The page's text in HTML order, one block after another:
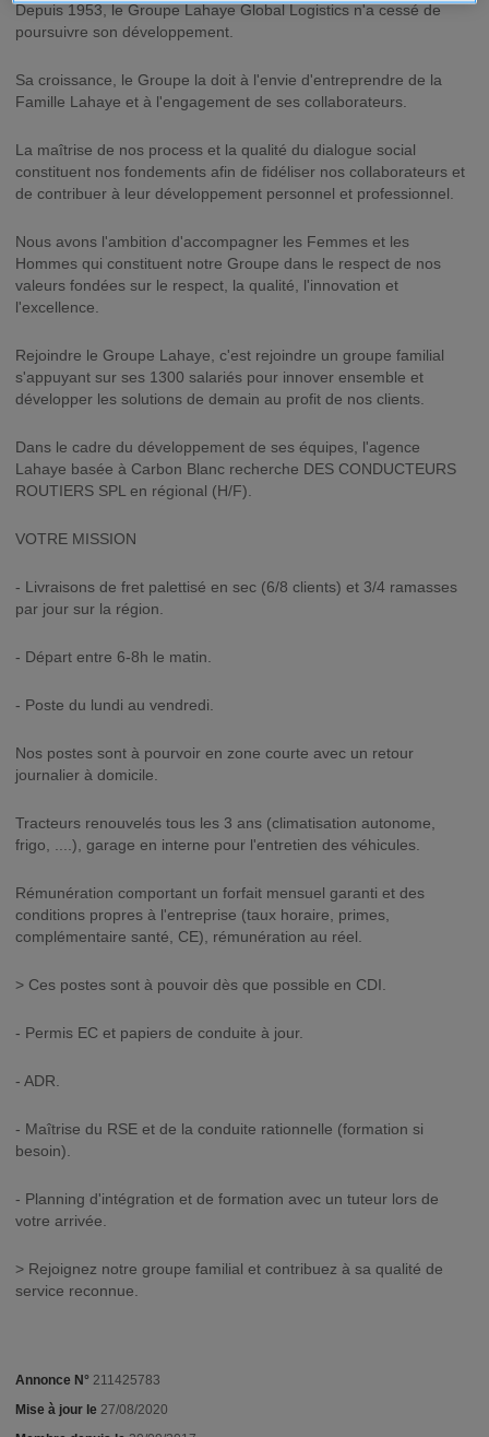
Depuis 1953, le Groupe Lahaye Global Logistics n'a cessé de
poursuivre son développement.
Sa croissance, le Groupe la doit à l'envie d'entreprendre de la
Famille Lahaye et à l'engagement de ses collaborateurs.
La maîtrise de nos process et la qualité du dialogue social
constituent nos fondements afin de fidéliser nos collaborateurs et
de contribuer à leur développement personnel et professionnel.
Nous avons l'ambition d'accompagner les Femmes et les
Hommes qui constituent notre Groupe dans le respect de nos
valeurs fondées sur le respect, la qualité, l'innovation et
l'excellence.
Rejoindre le Groupe Lahaye, c'est rejoindre un groupe familial
s'appuyant sur ses 1300 salariés pour innover ensemble et
développer les solutions de demain au profit de nos clients.
Dans le cadre du développement de ses équipes, l'agence
Lahaye basée à Carbon Blanc recherche DES CONDUCTEURS
ROUTIERS SPL en régional (H/F).
VOTRE MISSION
- Livraisons de fret palettisé en sec (6/8 clients) et 3/4 ramasses
par jour sur la région.
- Départ entre 6-8h le matin.
- Poste du lundi au vendredi.
Nos postes sont à pourvoir en zone courte avec un retour
journalier à domicile.
Tracteurs renouvelés tous les 3 ans (climatisation autonome,
frigo, ....), garage en interne pour l'entretien des véhicules.
Rémunération comportant un forfait mensuel garanti et des
conditions propres à l'entreprise (taux horaire, primes,
complémentaire santé, CE), rémunération au réel.
> Ces postes sont à pouvoir dès que possible en CDI.
- Permis EC et papiers de conduite à jour.
- ADR.
- Maîtrise du RSE et de la conduite rationnelle (formation si
besoin).
- Planning d'intégration et de formation avec un tuteur lors de
votre arrivée.
> Rejoignez notre groupe familial et contribuez à sa qualité de
service reconnue.
Annonce N° 211425783
Mise à jour le 27/08/2020